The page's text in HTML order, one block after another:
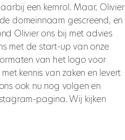
een kernrol. Maar, Olivier
domeinnaam gescreend, en
Olivier ons bij met advies
met de start-up van onze
van het logo voor
kennis van zaken en levert
ook nu nog volgen en
pagina. Wij kijken